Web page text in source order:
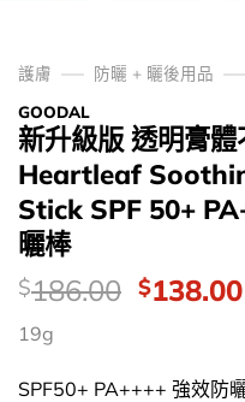
護膚 防曬 + 曬後用品
GOODAL
新升級版 透明膏
Heartleaf
Stick SPF 50+
曬棒
價
錢：
$186.00 Original
$138.00
19g
SPF50+ PA++++ 強效防